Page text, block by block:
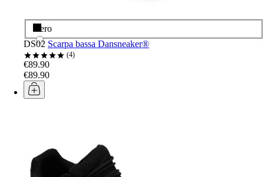
Nero
DS02 Scarpa bassa Dansneaker®
4
€89.90
€89.90